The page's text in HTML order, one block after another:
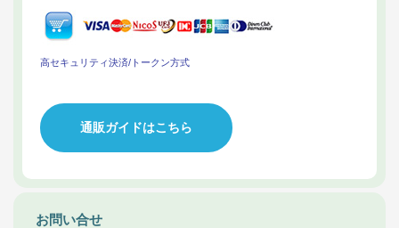
高セキュリティ決済/トークン方式
通販ガイドはこちら
お問い合せ